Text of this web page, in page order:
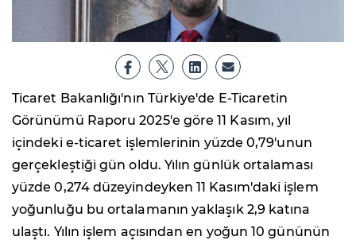
Ticaret Bakanlığı'nın Türkiye'de E-Ticaretin
Görünümü Raporu 2025'e göre 11 Kasım, yıl
içindeki e-ticaret işlemlerinin yüzde 0,79'unun
gerçekleştiği gün oldu. Yılın günlük ortalaması
yüzde 0,274 düzeyindeyken 11 Kasım'daki işlem
yoğunluğu bu ortalamanın yaklaşık 2,9 katına
ulaştı. Yılın işlem açısından en yoğun 10 gününün